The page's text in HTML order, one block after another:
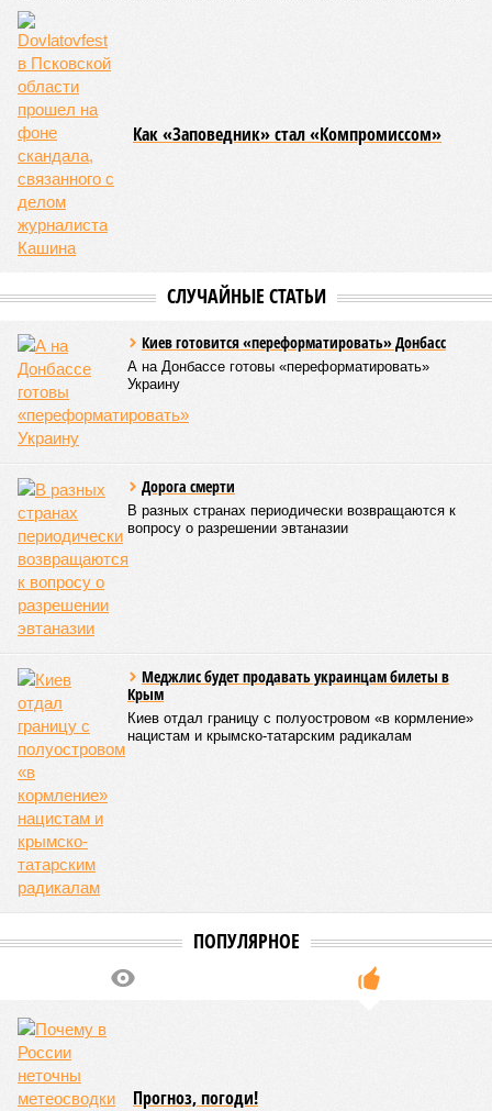
зарабатывало само, а давало зарабатывать другим и,
выходит, никак не гарантировало собственные интересы.
«Пока самая популярная в Армении точка зрения по
поводу будущего железных дорог рес­публики –
национализировать пути сообщения и, естественно,
ничего РЖД не компенсировать. Модернизация железных
дорог Армении за счёт России в Ереване считается
совершенно естественной»
Андрей Суздальцев.
Вот только почему для менеджмента РЖД столь же
естественным считается вкладываться в закавказскую
«железку» тогда, когда на российских железных дорогах не
тольконе решены нынешние проблемы, но и постоянно
Белозёров?
Гарник Туманян, политолог
– Вероятно, в случае разрыва концессии Пашинян со
своими европейскими партнёрами могут
инициировать новый проект на территории Армении
подобно трамповскому TRIPP, где будет создана
европейская концессия для управления путями, а
доходы от эксплуатации путей будут делиться плюс-
минус в таком же соотношении, как с американцами
(74% – Вашингтону, 26% – Еревану).
Мирослава Регинская, публицист
– Довольно вероятным представляется вариант
развития событий, при котором после ухода РЖД
железные дороги Армении быстро обретут другого
спонсора. Вряд ли Пашинян стал бы провоцировать
РЖД совсем без гарантий. В сущности, это очередной
и привычный уже «слив» России бывшими союзниками.
Потерянные нами сателлиты ищут и обретают
новых хозяев, и никакая благодарность или даже
подаренная от щедрот Российского государства
значительная выгода их в этом не могут остановить.
Юрий Баранчик, политолог
РЖД – в отместку за закрытие российских рынков. Ну
осталось. Вместе с тем, если маленький Пашинян
отожмёт актив большой РЖД в маленькой Армении,
то о какой результативной внешней политике России
можно будет говорить в принципе?